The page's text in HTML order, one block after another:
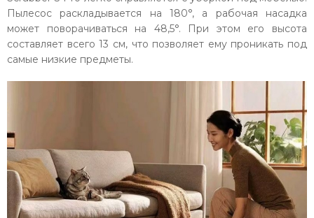
Пылесос раскладывается на 180°, а рабочая насадка
может поворачиваться на 48,5°. При этом его высота
составляет всего 13 см, что позволяет ему проникать под
самые низкие предметы.